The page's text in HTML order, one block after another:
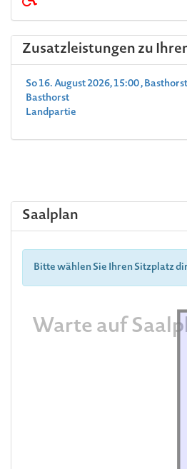
Zusatzleistungen zu
So 16. August 2026, 15:00 ,
Basthorst
Landpartie
Saalplan
Bitte wählen Sie Ihren Sitzplatz
Warte auf